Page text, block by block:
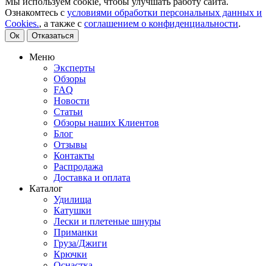
Ознакомтесь с условиями обработки персональных данных и
Cookies., а также с соглашением о конфиденциальности.
Ок Отказаться
Меню
Эксперты
Обзоры
FAQ
Новости
Статьи
Обзоры наших Клиентов
Блог
Отзывы
Контакты
Распродажа
Доставка и оплата
Каталог
Удилища
Катушки
Лески и плетеные шнуры
Приманки
Груза/Джиги
Крючки